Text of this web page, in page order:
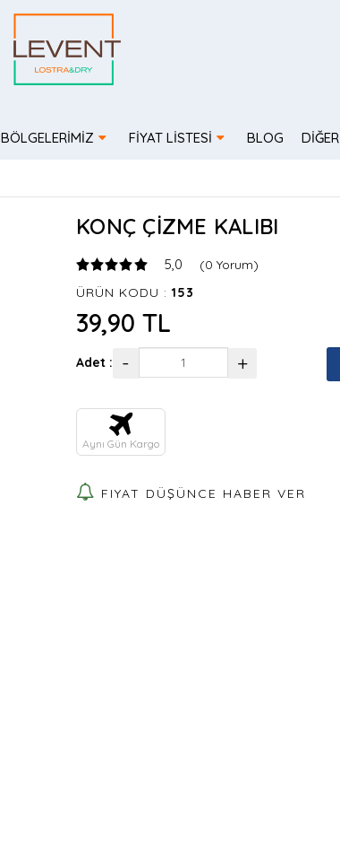
BÖLGELERİMİZ FİYAT LİSTESİ BLOG DİĞER
KONÇ ÇİZME KALIBI
5,0
(0 Yorum)
ÜRÜN KODU : 153
39,90 TL
Adet : - +
Aynı Gün Kargo
FIYAT DÜŞÜNCE HABER VER